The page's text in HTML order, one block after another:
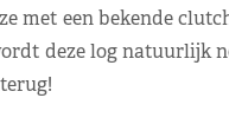
met een bekende
deze log natuurlijk